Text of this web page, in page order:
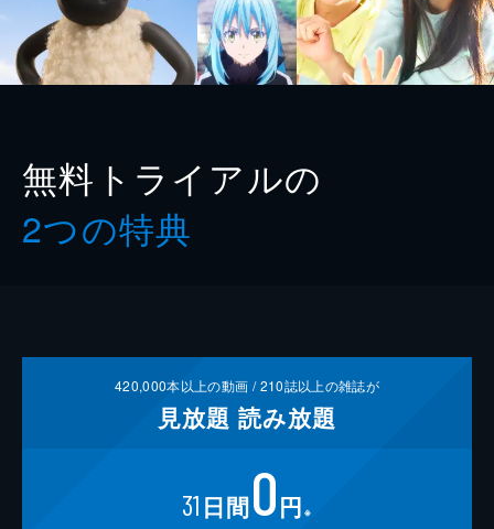
無料トライアルの
2つの特典
420,000本以上の動画 /210誌以上の雑誌が
見放題 読み放題
31 日間0円 ※